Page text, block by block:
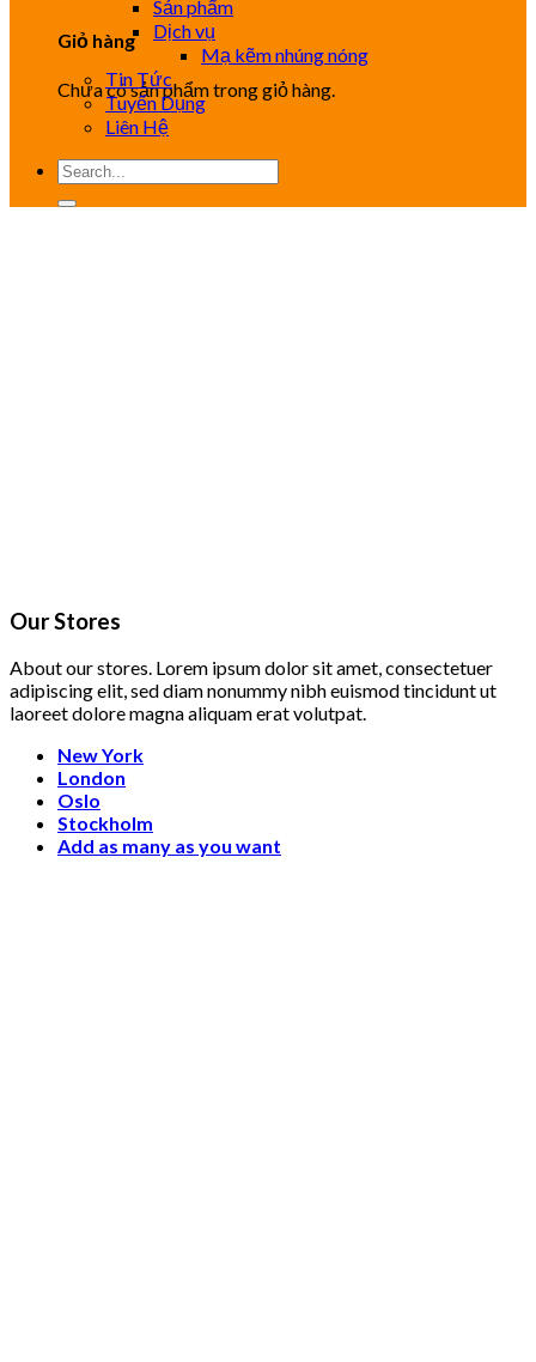
Giỏ hàng
Chưa có sản phẩm trong giỏ hàng.
Sản phẩm
Dịch vụ
Mạ kẽm nhúng nóng
Tin Tức
Tuyển Dụng
Liên Hệ
Tìm
kiếm:
Our Stores
About our stores. Lorem ipsum dolor sit amet, consectetuer
adipiscing elit, sed diam nonummy nibh euismod tincidunt ut
laoreet dolore magna aliquam erat volutpat.
New York
London
Oslo
Stockholm
Add as many as you want